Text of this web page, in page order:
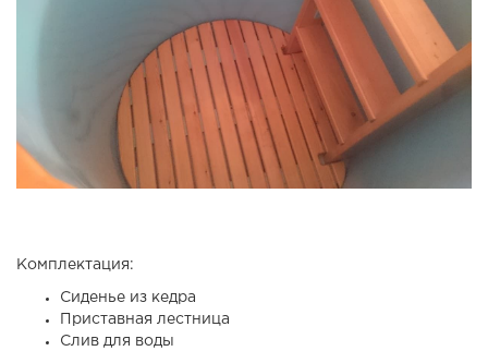
Комплектация:
Сиденье из кедра
Приставная лестница
Слив для воды